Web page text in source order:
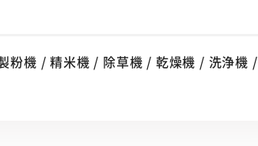
粉機 / 精米機 / 除草機 / 乾燥機 / 洗浄機 /